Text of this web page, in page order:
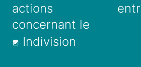
actions
concernant le
Indivision